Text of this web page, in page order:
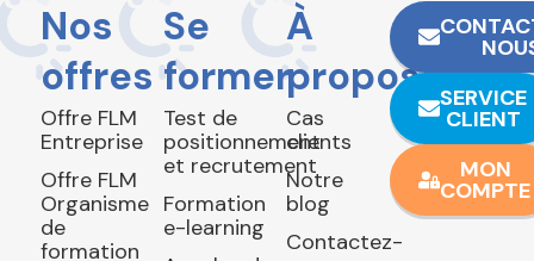
Nos
offres
Offre FLM
Entreprise
Offre FLM
Organisme
de
formation
Se
former
Test de
positionnement
et recrutement
Formation
e-learning
À
propos
Cas
clients
Notre
blog
Contactez-
SERVICE
CLIENT
MON
COMPTE